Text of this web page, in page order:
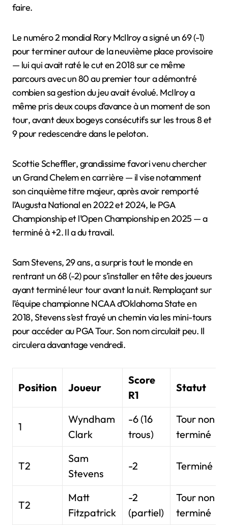
faire.
Le numéro 2 mondial Rory McIlroy a signé un 69 (-1)
pour terminer autour de la neuvième place provisoire
— lui qui avait raté le cut en 2018 sur ce même
parcours avec un 80 au premier tour a démontré
combien sa gestion du jeu avait évolué. McIlroy a
même pris deux coups d’avance à un moment de son
tour, avant deux bogeys consécutifs sur les trous 8 et
9 pour redescendre dans le peloton.
Scottie Scheffler, grandissime favori venu chercher
un Grand Chelem en carrière — il vise notamment
son cinquième titre majeur, après avoir remporté
l’Augusta National en 2022 et 2024, le PGA
Championship et l’Open Championship en 2025 — a
terminé à +2. Il a du travail.
Sam Stevens, 29 ans, a surpris tout le monde en
rentrant un 68 (-2) pour s’installer en tête des joueurs
ayant terminé leur tour avant la nuit. Remplaçant sur
l’équipe championne NCAA d’Oklahoma State en
2018, Stevens s’est frayé un chemin via les mini-tours
pour accéder au PGA Tour. Son nom circulait peu. Il
circulera davantage vendredi.
Position Joueur
Score
R1
Statut
1
Wyndham
Clark
-6 (16
trous)
Tour non
terminé
T2
Sam
Stevens
-2 Terminé
T2
Matt
Fitzpatrick
-2
(partiel)
Tour non
terminé